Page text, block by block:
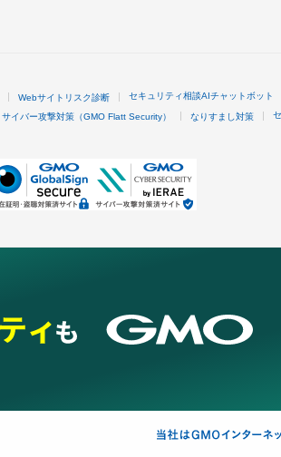
Webサイトリスク診断 セキュリティ相談AIチャットボット
サイバー攻撃対策（GMO Flatt Security） なりすまし対策